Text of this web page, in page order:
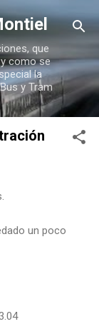
que
como se
la
y Tram
un poco